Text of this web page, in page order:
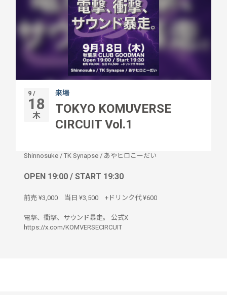
9 /
18
木
来場
TOKYO KOMUVERSE
CIRCUIT Vol.1
Shinnosuke / TK Synapse / あやヒロこーだい
OPEN 19:00 / START 19:30
前売 ¥3,000 当日 ¥3,500 +ドリンク代 ¥600
電撃、衝撃、サウンド暴走。 公式X
https://x.com/KOMVERSECIRCUIT